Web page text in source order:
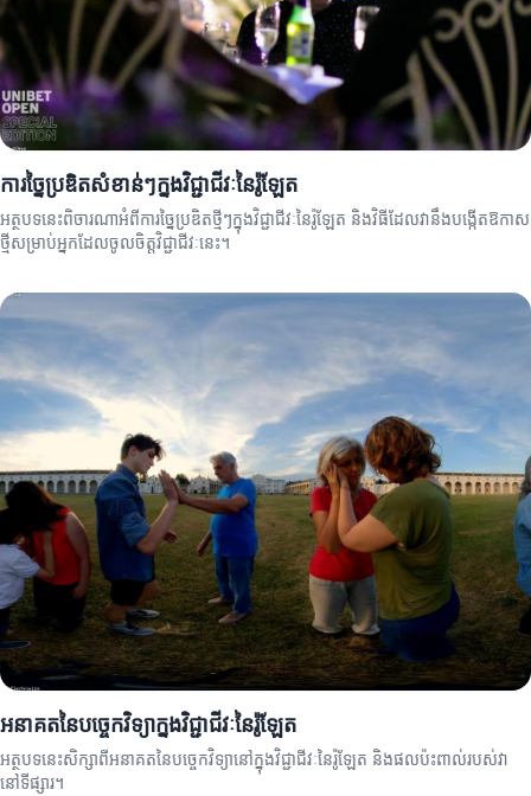
ការច្នៃប្រឌិតសំខាន់ៗក្នុងវិជ្ជាជីវៈនៃរ៉ូឡែត
អត្ថបទនេះពិចារណាអំពីការច្នៃប្រឌិតថ្មីៗក្នុងវិជ្ជាជីវៈនៃរ៉ូឡែត និងវិធីដែលវានឹងបង្កើតឱកាស
ថ្មីសម្រាប់អ្នកដែលចូលចិត្តវិជ្ជាជីវៈនេះ។
អនាគតនៃបច្ចេកវិទ្យាក្នុងវិជ្ជាជីវៈនៃរ៉ូឡែត
អត្ថបទនេះសិក្សាពីអនាគតនៃបច្ចេកវិទ្យានៅក្នុងវិជ្ជាជីវៈនៃរ៉ូឡែត និងផលប៉ះពាល់របស់វា
នៅទីផ្សារ។